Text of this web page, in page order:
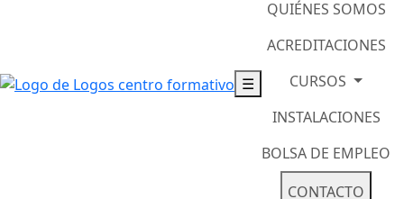
☰
QUIÉNES SOMOS
ACREDITACIONES
CURSOS
INSTALACIONES
BOLSA DE EMPLEO
CONTACTO